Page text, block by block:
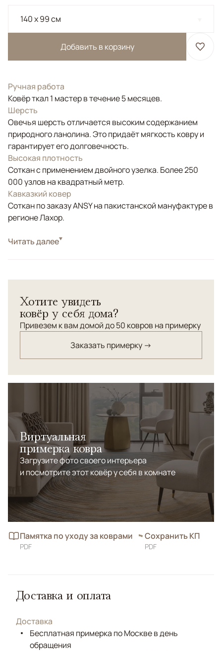
140 x 99 см
Добавить в корзину
Ручная работа
Ковёр ткал 1 мастер в течение 5 месяцев.
Шерсть
Овечья шерсть отличается высоким содержанием
природного ланолина. Это придаёт мягкость ковру и
гарантирует его долговечность.
Высокая плотность
Соткан с применением двойного узелка. Более 250
000 узлов на квадратный метр.
Кавказкий ковер
Соткан по заказу ANSY на пакистанской мануфактуре в
регионе Лахор.
СтильКлассические
Читать далее
Хотите увидеть
ковёр у себя дома?
Привезем к вам домой до 50 ковров на примерку
Заказать примерку →
Виртуальная
примерка ковра
Загрузите фото своего интерьера
и посмотрите этот ковёр у себя в комнате
Памятка по уходу за коврами
PDF
Сохранить КП
PDF
Доставка и оплата
Доставка
Бесплатная примерка по Москве в день
обращения